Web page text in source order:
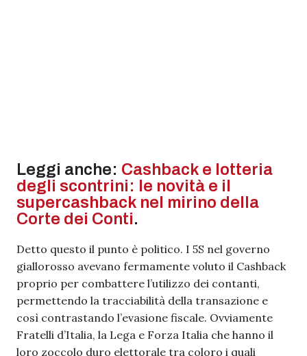
Leggi anche: Cashback e lotteria
degli scontrini: le novità e il
supercashback nel mirino della
Corte dei Conti.
Detto questo il punto è politico. I 5S nel governo
giallorosso avevano fermamente voluto il Cashback
proprio per combattere l’utilizzo dei contanti,
permettendo la tracciabilità della transazione e
così contrastando l’evasione fiscale. Ovviamente
Fratelli d’Italia, la Lega e Forza Italia che hanno il
loro zoccolo duro elettorale tra coloro i quali